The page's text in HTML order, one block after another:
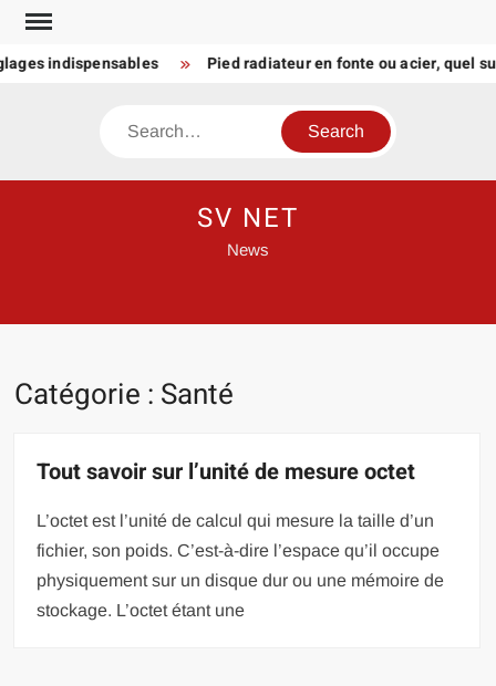
Skip
contentindispensables Pied radiateur en fonte ou acier, quel
Search
SV NET
News
Catégorie : Santé
Tout savoir sur l’unité de mesure octet
L’octet est l’unité de calcul qui mesure la taille d’un
fichier, son poids. C’est-à-dire l’espace qu’il occupe
physiquement sur un disque dur ou une mémoire de
stockage. L’octet étant une